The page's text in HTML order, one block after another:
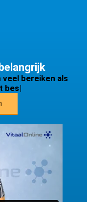
veel bereiken als
s tede